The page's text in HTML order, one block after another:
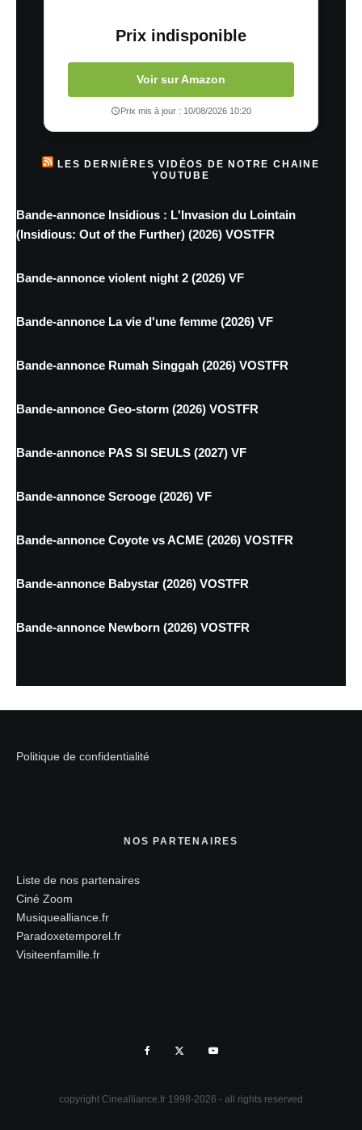
Prix indisponible
Voir sur Amazon
Prix mis à jour : 10/08/2026 10:20
LES DERNIÈRES VIDÉOS DE NOTRE CHAINE
YOUTUBE
Bande-annonce Insidious : L'Invasion du Lointain
(Insidious: Out of the Further) (2026) VOSTFR
Bande-annonce violent night 2 (2026) VF
Bande-annonce La vie d'une femme (2026) VF
Bande-annonce Rumah Singgah (2026) VOSTFR
Bande-annonce Geo-storm (2026) VOSTFR
Bande-annonce PAS SI SEULS (2027) VF
Bande-annonce Scrooge (2026) VF
Bande-annonce Coyote vs ACME (2026) VOSTFR
Bande-annonce Babystar (2026) VOSTFR
Bande-annonce Newborn (2026) VOSTFR
Politique de confidentialité
NOS PARTENAIRES
Liste de nos partenaires
Ciné Zoom
Musiquealliance.fr
Paradoxetemporel.fr
Visiteenfamille.fr
copyright Cinealliance.fr 1998-2026 - all rights reserved